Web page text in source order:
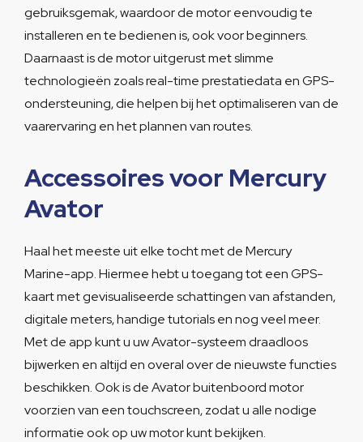
gebruiksgemak, waardoor de motor eenvoudig te
installeren en te bedienen is, ook voor beginners.
Daarnaast is de motor uitgerust met slimme
technologieën zoals real-time prestatiedata en GPS-
ondersteuning, die helpen bij het optimaliseren van de
vaarervaring en het plannen van routes.
Accessoires voor Mercury
Avator
Haal het meeste uit elke tocht met de Mercury
Marine-app. Hiermee hebt u toegang tot een GPS-
kaart met gevisualiseerde schattingen van afstanden,
digitale meters, handige tutorials en nog veel meer.
Met de app kunt u uw Avator-systeem draadloos
bijwerken en altijd en overal over de nieuwste functies
beschikken. Ook is de Avator buitenboord motor
voorzien van een touchscreen, zodat u alle nodige
informatie ook op uw motor kunt bekijken.